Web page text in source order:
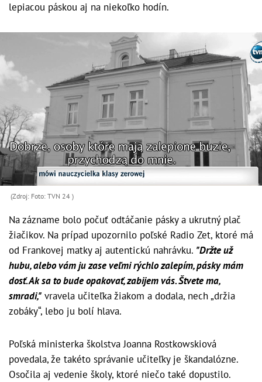
lepiacou páskou aj na niekoľko hodín.
(Zdroj: Foto: TVN 24 )
Na zázname bolo počuť odtáčanie pásky a ukrutný plač
žiačikov. Na prípad upozornilo poľské Radio Zet, ktoré má
od Frankovej matky aj autentickú nahrávku. "Držte už
hubu, alebo vám ju zase veľmi rýchlo zalepím, pásky mám
dosť. Ak sa to bude opakovať, zabijem vás. Štvete ma,
smradi," vravela učiteľka žiakom a dodala, nech „držia
zobáky“, lebo ju bolí hlava.
Poľská ministerka školstva Joanna Rostkowskiová
povedala, že takéto správanie učiteľky je škandalózne.
Osočila aj vedenie školy, ktoré niečo také dopustilo.